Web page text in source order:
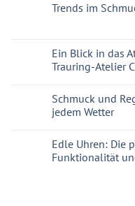
Trends im
Ein Blick in das
Trauring-Atelier
Schmuck und
jedem Wetter
Edle Uhren: Die
Funktionalität